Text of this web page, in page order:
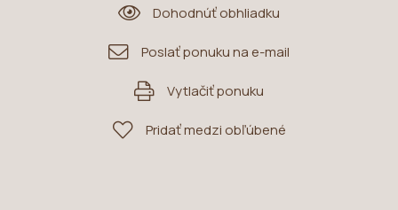
Dohodnúť obhliadku
Poslať ponuku na e-mail
Vytlačiť ponuku
Pridať medzi obľúbené